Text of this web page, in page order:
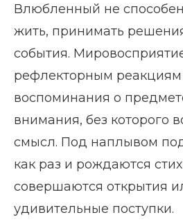
Влюбленный не
жить, принимать
события.
рефлекторным реакциям
воспоминания о
внимания, без которого
смысл. Под наплывом
как раз и рождаются
совершаются открытия
удивительные поступки.